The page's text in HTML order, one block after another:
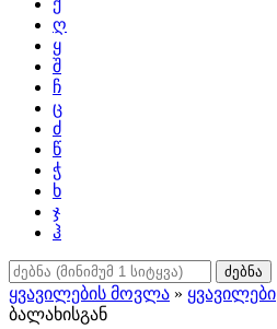
ქ
ღ
ყ
შ
ჩ
ც
ძ
წ
ჭ
ხ
ჯ
ჰ
ძებნა
ყვავილების მოვლა » ყვავილები
ბალახისგან